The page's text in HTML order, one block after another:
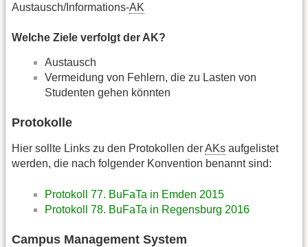
Austausch/Informations-AK
Welche Ziele verfolgt der AK?
Austausch
Vermeidung von Fehlern, die zu Lasten von
Studenten gehen könnten
Protokolle
Hier sollte Links zu den Protokollen derAKs aufgelistet
werden, die nach folgender Konvention benannt sind:
Protokoll 77. BuFaTa in Emden 2015
Protokoll 78. BuFaTa in Regensburg 2016
Campus Management System